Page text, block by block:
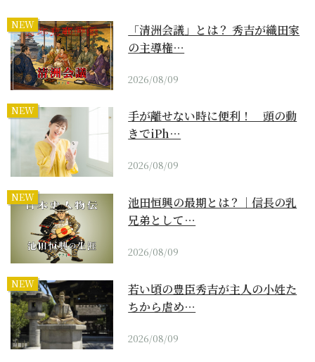
NEW
「清洲会議」とは？ 秀吉が織田家
の主導権…
2026/08/09
NEW
手が離せない時に便利！ 頭の動
きでiPh…
2026/08/09
NEW
池田恒興の最期とは？｜信長の乳
兄弟として…
2026/08/09
NEW
若い頃の豊臣秀吉が主人の小姓た
ちから虐め…
2026/08/09